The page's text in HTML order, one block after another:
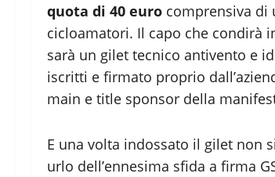
quota di 40 euro comprensiva di
cicloamatori. Il capo che condirà
sarà un gilet tecnico antivento e
iscritti e firmato proprio
main e title sponsor della
E una volta indossato il gilet non
urlo dell’ennesima sfida a firma